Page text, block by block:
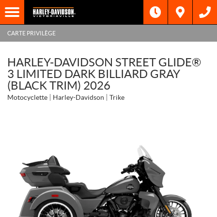
CARTE PRIVILÈGE
HARLEY-DAVIDSON STREET GLIDE®
3 LIMITED DARK BILLIARD GRAY
(BLACK TRIM) 2026
Motocyclette Harley-Davidson Trike